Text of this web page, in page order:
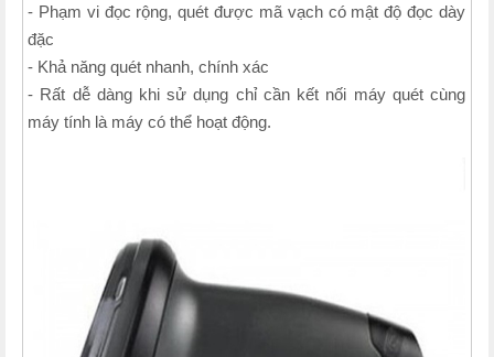
- Phạm vi đọc rộng, quét được mã vạch có mật độ đọc dày
đặc
- Khả năng quét nhanh, chính xác
- Rất dễ dàng khi sử dụng chỉ cần kết nối máy quét cùng
máy tính là máy có thể hoạt động.